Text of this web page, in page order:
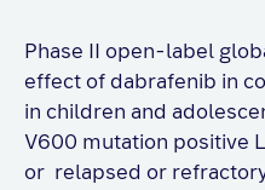
Phase II open-label
effect of dabrafenib in
in children and
V600 mutation positive
or relapsed or